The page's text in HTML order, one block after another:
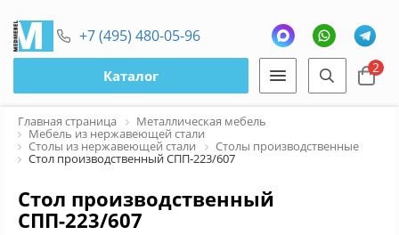
+7 (495) 480-05-96
Каталог 2
Главная страница Металлическая мебель
Мебель из нержавеющей стали
Столы из нержавеющей стали Столы производственные
Стол производственный СПП-223/607
Стол производственный
СПП-223/607